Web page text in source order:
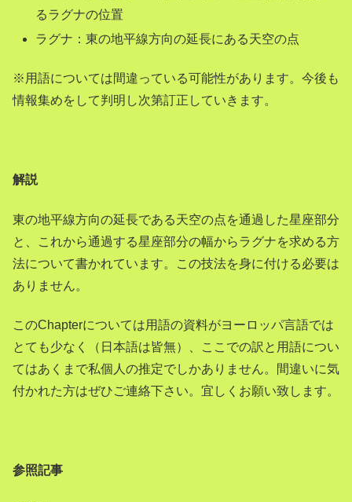
るラグナの位置
ラグナ：東の地平線方向の延長にある天空の点
※用語については間違っている可能性があります。今後も
情報集めをして判明し次第訂正していきます。
解説
東の地平線方向の延長である天空の点を通過した星座部分
と、これから通過する星座部分の幅からラグナを求める方
法について書かれています。この技法を身に付ける必要は
ありません。
このChapterについては用語の資料がヨーロッパ言語では
とても少なく（日本語は皆無）、ここでの訳と用語につい
てはあくまで私個人の推定でしかありません。間違いに気
付かれた方はぜひご連絡下さい。宜しくお願い致します。
参照記事